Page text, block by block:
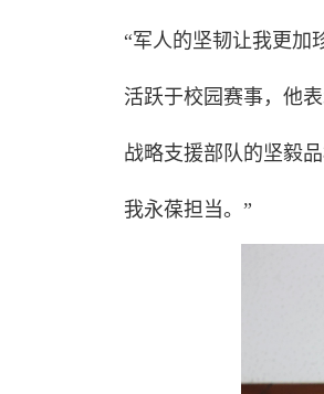
“军人的坚韧让我更加
活跃于校园赛事，他
战略支援部队的坚毅
我永葆担当。”